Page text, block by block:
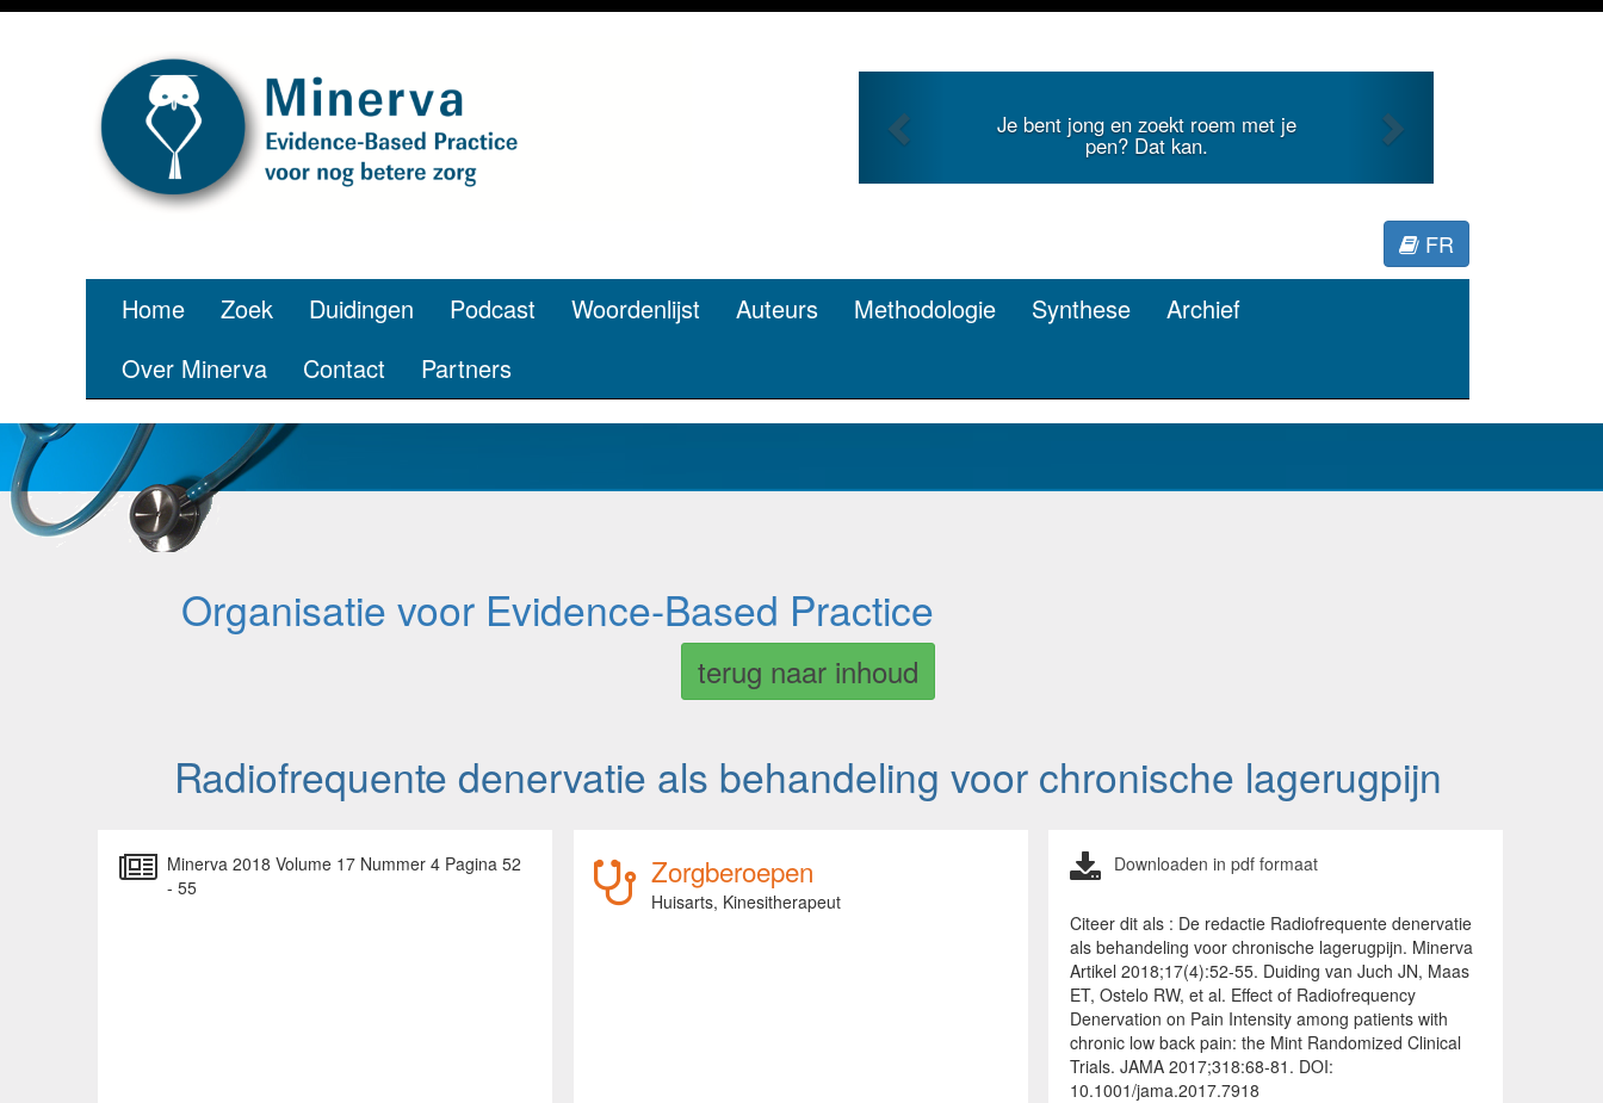
Je duidt internationale literatuur voor
Minerva.
FR
Home Zoek Duidingen Podcast Woordenlijst Auteurs Methodologie Synthese
Archief
Over Minerva
Contact Partners
Organisatie voor Evidence-Based Practice
terug naar inhoud
Radiofrequente denervatie als behandeling voor chronische lagerugpijn
Minerva 2018 Volume 17 Nummer 4 Pagina 52
- 55
Zorgberoepen
Huisarts, Kinesitherapeut
Downloaden in pdf formaat
Citeer dit als : De redactie Radiofrequente denervatie
als behandeling voor chronische lagerugpijn. Minerva
Artikel 2018;17(4):52-55. Duiding van Juch JN, Maas
ET, Ostelo RW, et al. Effect of Radiofrequency
Denervation on Pain Intensity among patients with
chronic low back pain: the Mint Randomized Clinical
Trials. JAMA 2017;318:68-81. DOI:
10.1001/jama.2017.7918